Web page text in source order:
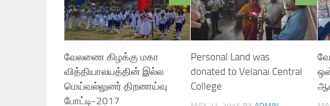
வேலணை கிழக்கு மகா
வித்தியாலயத்தின் இல்ல
மெய்வல்லுனர் திறனாய்வு
போட்டி-2017
Personal Land was
donated to Velanai Central
College